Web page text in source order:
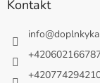
Kontakt
info@